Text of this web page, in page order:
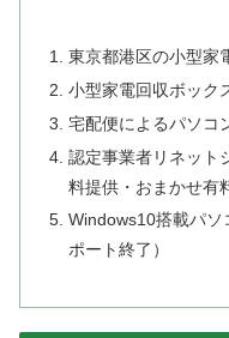
東京都港区の小型家
小型家電回収ボック
宅配便によるパソコ
認定事業者リネット
料提供・おまかせ有
Windows10搭載パ
ポート終了）